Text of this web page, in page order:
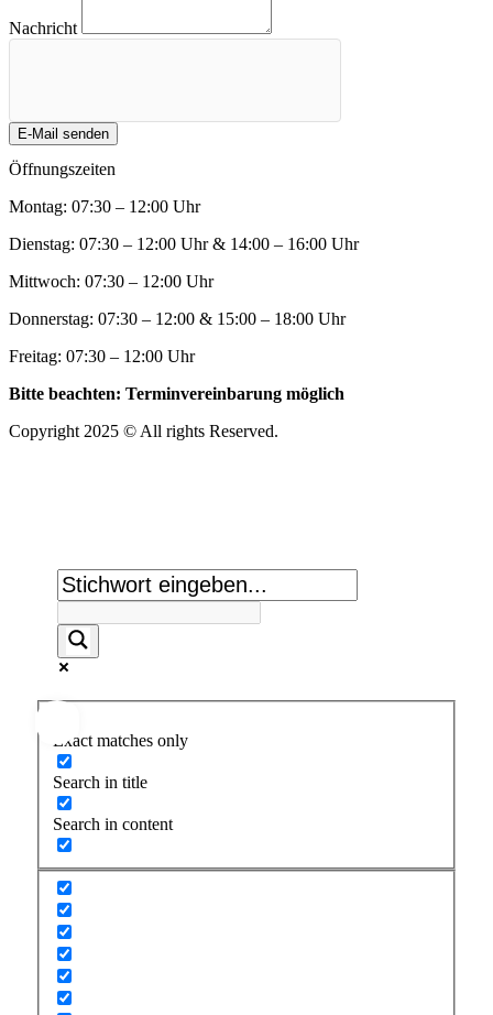
Nachricht
E-Mail senden
Öffnungszeiten
Montag: 07:30 – 12:00 Uhr
Dienstag: 07:30 – 12:00 Uhr & 14:00 – 16:00 Uhr
Mittwoch: 07:30 – 12:00 Uhr
Donnerstag: 07:30 – 12:00 & 15:00 – 18:00 Uhr
Freitag: 07:30 – 12:00 Uhr
Bitte beachten: Terminvereinbarung möglich
Copyright 2025 © All rights Reserved.
Exact matches only
Search in title
Search in content